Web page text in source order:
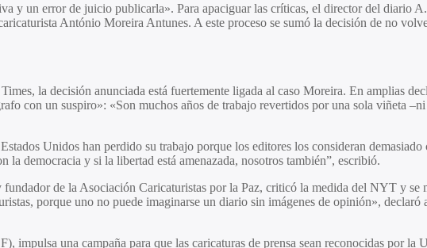
y un error de juicio publicarla». Para apaciguar las críticas, el director del diario
António Moreira Antunes. A este proceso se sumó la decisión de no
la decisión anunciada está fuertemente ligada al caso Moreira. En amplias
con un suspiro»: «Son muchos años de trabajo revertidos por una sola viñeta
Unidos han perdido su trabajo porque los editores los consideran
la democracia y si la libertad está amenazada, nosotros también”, escribió.
de la Asociación Caricaturistas por la Paz, criticó la medida del NYT y se
porque uno no puede imaginarse un diario sin imágenes de opinión»,
impulsa una campaña para que las caricaturas de prensa sean reconocidas por la